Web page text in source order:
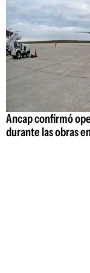
Ancap confirmó
durante las obras